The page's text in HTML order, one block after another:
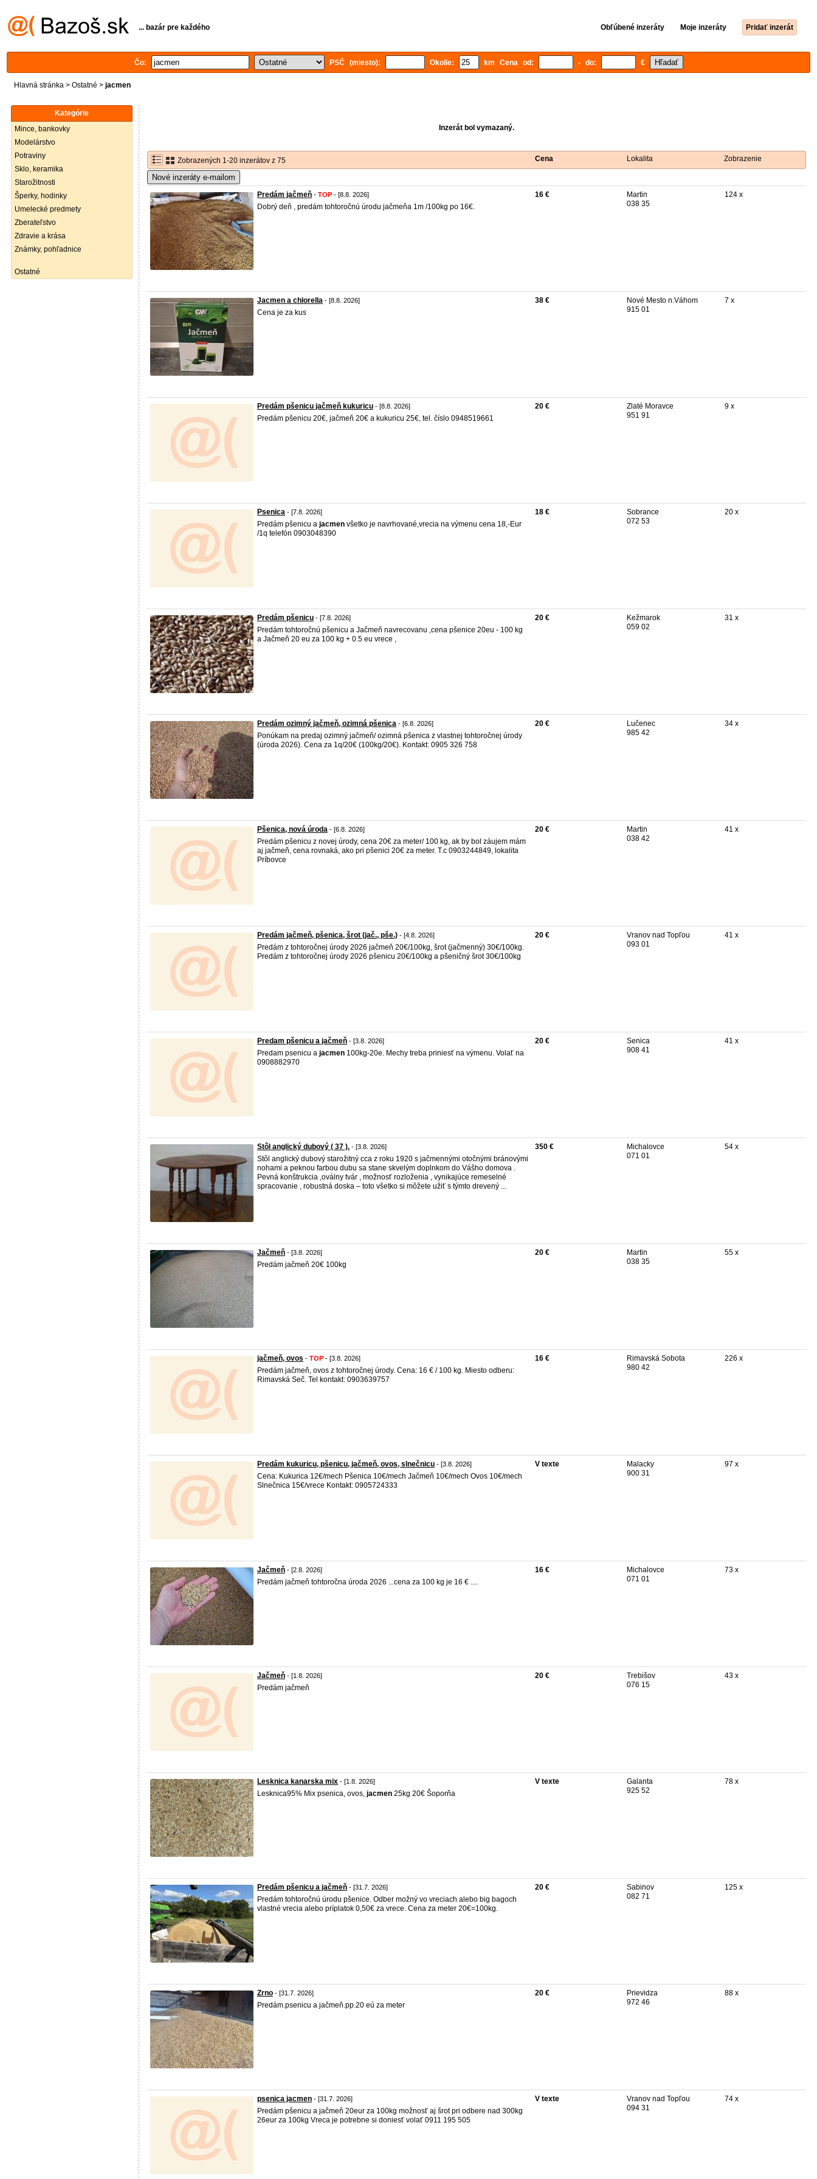
... bazár pre každého Obľúbené inzeráty Moje inzeráty Pridať inzerát
Čo: PSČ (miesto): Okolie: km Cena od: - do: €
Hlavná stránka > Ostatné > jacmen
Kategórie
Mince, bankovky
Modelárstvo
Potraviny
Sklo, keramika
Starožitnosti
Šperky, hodinky
Umelecké predmety
Zberateľstvo
Zdravie a krása
Známky, pohľadnice
Ostatné
Inzerát bol vymazaný.
Zobrazených 1-20 inzerátov z 75 Cena Lokalita Zobrazenie
Nové inzeráty e-mailom
Predám jačmeň - TOP - [8.8. 2026]
Dobrý deň , predám tohtoročnú úrodu jačmeňa 1m /100kg po 16€.
16 €
Martin
038 35
124 x
Jacmen a chlorella - [8.8. 2026]
Cena je za kus
38 €
Nové Mesto n.Váhom
915 01
7 x
Predám pšenicu jačmeň kukuricu - [8.8. 2026]
Predám pšenicu 20€, jačmeň 20€ a kukuricu 25€, tel. číslo 0948519661
20 €
Zlaté Moravce
951 91
9 x
Psenica - [7.8. 2026]
Predám pšenicu a jacmen všetko je navrhované,vrecia na výmenu cena 18,-Eur
/1q telefón 0903048390
18 €
Sobrance
072 53
20 x
Predám pšenicu - [7.8. 2026]
Predám tohtoročnú pšenicu a Jačmeň navrecovanu ,cena pšenice 20eu - 100 kg
a Jačmeň 20 eu za 100 kg + 0.5 eu vrece ,
20 €
Kežmarok
059 02
31 x
Predám ozimný jačmeň, ozimná pšenica - [6.8. 2026]
Ponúkam na predaj ozimný jačmeň/ ozimná pšenica z vlastnej tohtoročnej úrody
(úroda 2026). Cena za 1q/20€ (100kg/20€). Kontakt: 0905 326 758
20 €
Lučenec
985 42
34 x
Pšenica, nová úroda - [6.8. 2026]
Predám pšenicu z novej úrody, cena 20€ za meter/ 100 kg, ak by bol záujem mám
aj jačmeň, cena rovnaká, ako pri pšenici 20€ za meter. T.c 0903244849, lokalita
Príbovce
20 €
Martin
038 42
41 x
Predám jačmeň, pšenica, šrot (jač., pše.) - [4.8. 2026]
Predám z tohtoročnej úrody 2026 jačmeň 20€/100kg, šrot (jačmenný) 30€/100kg.
Predám z tohtoročnej úrody 2026 pšenicu 20€/100kg a pšeničný šrot 30€/100kg
20 €
Vranov nad Topľou
093 01
41 x
Predam pšenicu a jačmeň - [3.8. 2026]
Predam psenicu a jacmen 100kg-20e. Mechy treba priniesť na výmenu. Volať na
0908882970
20 €
Senica
908 41
41 x
Stôl anglický dubový ( 37 ). - [3.8. 2026]
Stôl anglický dubový starožitný cca z roku 1920 s jačmennými otočnými bránovými
nohami a peknou farbou dubu sa stane skvelým doplnkom do Vášho domova .
Pevná konštrukcia ,oválny tvár , možnosť rozloženia , vynikajúce remeselné
spracovanie , robustná doska – toto všetko si môžete užiť s týmto drevený ...
350 €
Michalovce
071 01
54 x
Jačmeň - [3.8. 2026]
Predám jačmeň 20€ 100kg
20 €
Martin
038 35
55 x
jačmeň, ovos - TOP - [3.8. 2026]
Predám jačmeň, ovos z tohtoročnej úrody. Cena: 16 € / 100 kg. Miesto odberu:
Rimavská Seč. Tel kontakt: 0903639757
16 €
Rimavská Sobota
980 42
226 x
Predám kukuricu, pšenicu, jačmeň, ovos, slnečnicu - [3.8. 2026]
Cena: Kukurica 12€/mech Pšenica 10€/mech Jačmeň 10€/mech Ovos 10€/mech
Slnečnica 15€/vrece Kontakt: 0905724333
V texte
Malacky
900 31
97 x
Jačmeň - [2.8. 2026]
Predám jačmeň tohtoročna úroda 2026 ...cena za 100 kg je 16 € ....
16 €
Michalovce
071 01
73 x
Jačmeň - [1.8. 2026]
Predám jačmeň
20 €
Trebišov
076 15
43 x
Lesknica kanarska mix - [1.8. 2026]
Lesknica95% Mix psenica, ovos, jacmen 25kg 20€ Šoporňa
V texte
Galanta
925 52
78 x
Predám pšenicu a jačmeň - [31.7. 2026]
Predám tohtoročnú úrodu pšenice. Odber možný vo vreciach alebo big bagoch
vlastné vrecia alebo príplatok 0,50€ za vrece. Cena za meter 20€=100kg.
20 €
Sabinov
082 71
125 x
Zrno - [31.7. 2026]
Predám.psenicu a jačmeň.pp.20 eú za meter
20 €
Prievidza
972 46
88 x
psenica jacmen - [31.7. 2026]
Predám pšenicu a jačmeň 20eur za 100kg možnosť aj šrot pri odbere nad 300kg
26eur za 100kg Vreca je potrebne si doniesť volať 0911 195 505
V texte
Vranov nad Topľou
094 31
74 x